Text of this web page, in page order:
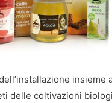
delle coltivazioni